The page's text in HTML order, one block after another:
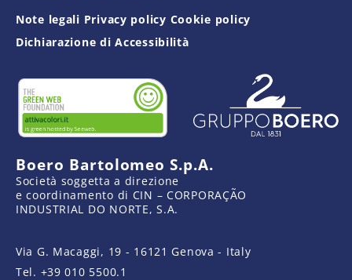
Boero Bartolomeo S.p.A.
Società soggetta a direzione
e coordinamento di CIN – CORPORAÇÃO
INDUSTRIAL DO NORTE, S.A.
Via G. Macaggi, 19 - 16121 Genova - Italy
Tel. +39 010 5500.1
Note legali Privacy policy Cookie policy
Dichiarazione di Accessibilità